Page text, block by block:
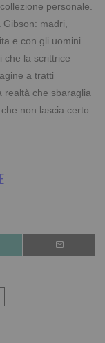
personale.
Gibson: madri,
e con gli uomini
che la scrittrice
a tratti
realtà che sbaraglia
non lascia certo